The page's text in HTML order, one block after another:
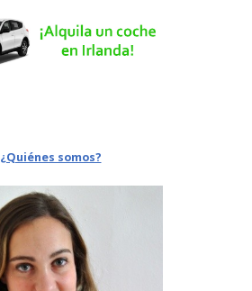
¿Quiénes somos?